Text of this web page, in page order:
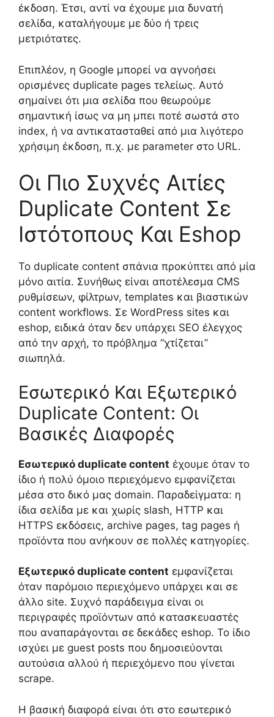
έκδοση. Έτσι, αντί να έχουμε μια δυνατή
σελίδα, καταλήγουμε με δύο ή τρεις
μετριότατες.
Επιπλέον, η Google μπορεί να αγνοήσει
ορισμένες duplicate pages τελείως. Αυτό
σημαίνει ότι μια σελίδα που θεωρούμε
σημαντική ίσως να μη μπει ποτέ σωστά στο
index, ή να αντικατασταθεί από μια λιγότερο
χρήσιμη έκδοση, π.χ. με parameter στο URL.
Οι Πιο Συχνές Αιτίες
Duplicate Content Σε
Ιστότοπους Και Eshop
Το duplicate content σπάνια προκύπτει από μία
μόνο αιτία. Συνήθως είναι αποτέλεσμα CMS
ρυθμίσεων, φίλτρων, templates και βιαστικών
content workflows. Σε WordPress sites και
eshop, ειδικά όταν δεν υπάρχει SEO έλεγχος
από την αρχή, το πρόβλημα “χτίζεται”
σιωπηλά.
Εσωτερικό Και Εξωτερικό
Duplicate Content: Οι
Βασικές Διαφορές
Εσωτερικό duplicate content έχουμε όταν το
ίδιο ή πολύ όμοιο περιεχόμενο εμφανίζεται
μέσα στο δικό μας domain. Παραδείγματα: η
ίδια σελίδα με και χωρίς slash, HTTP και
HTTPS εκδόσεις, archive pages, tag pages ή
προϊόντα που ανήκουν σε πολλές κατηγορίες.
Εξωτερικό duplicate content εμφανίζεται
όταν παρόμοιο περιεχόμενο υπάρχει και σε
άλλο site. Συχνό παράδειγμα είναι οι
περιγραφές προϊόντων από κατασκευαστές
που αναπαράγονται σε δεκάδες eshop. Το ίδιο
ισχύει με guest posts που δημοσιεύονται
αυτούσια αλλού ή περιεχόμενο που γίνεται
scrape.
Η βασική διαφορά είναι ότι στο εσωτερικό